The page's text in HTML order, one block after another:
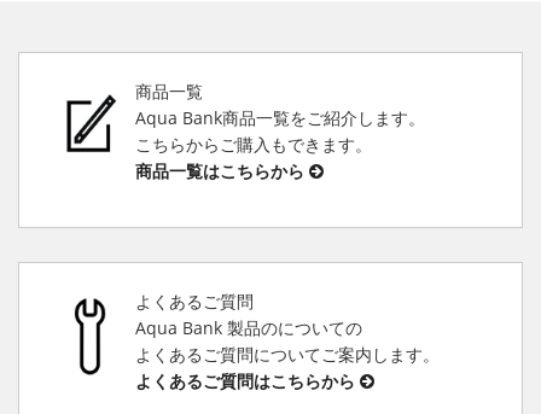
商品一覧
Aqua Bank商品一覧をご紹介します。
こちらからご購入もできます。
商品一覧はこちらから
よくあるご質問
Aqua Bank 製品のについての
よくあるご質問についてご案内します。
よくあるご質問はこちらから